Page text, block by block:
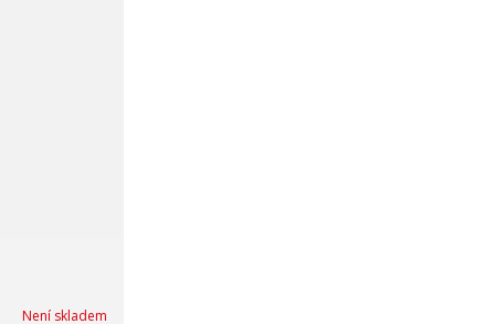
Není skladem